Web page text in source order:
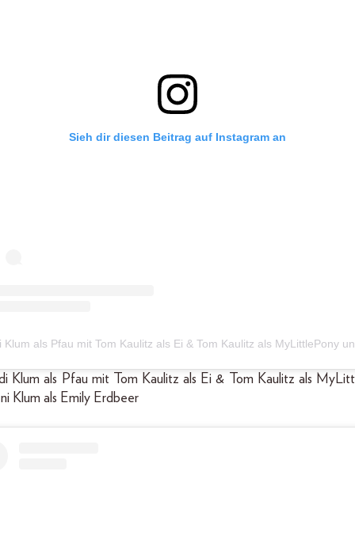
Sieh dir diesen Beitrag auf Instagram an
Klum als Pfau mit Tom Kaulitz als Ei & Tom Kaulitz als
Klum als Emily Erdbeer